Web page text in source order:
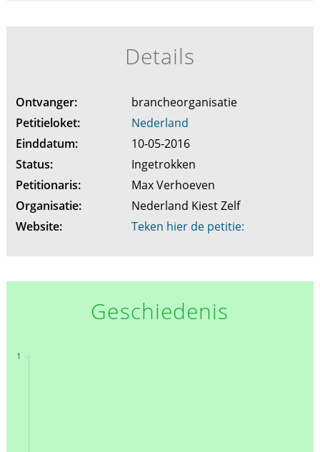
Details
Ontvanger:
brancheorganisatie
Petitieloket:
Nederland
Einddatum:
10-05-2016
Status:
Ingetrokken
Petitionaris:
Max Verhoeven
Organisatie:
Nederland Kiest Zelf
Website:
Teken hier de petitie:
Geschiedenis